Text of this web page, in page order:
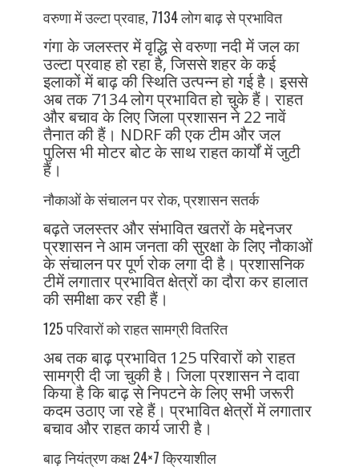
वरुणा में उल्टा प्रवाह, 7134 लोग बाढ़ से प्रभावित
गंगा के जलस्तर में वृद्धि से वरुणा नदी में जल का
उल्टा प्रवाह हो रहा है, जिससे शहर के कई
इलाकों में बाढ़ की स्थिति उत्पन्न हो गई है। इससे
अब तक 7134 लोग प्रभावित हो चुके हैं। राहत
और बचाव के लिए जिला प्रशासन ने 22 नावें
तैनात की हैं। NDRF की एक टीम और जल
पुलिस भी मोटर बोट के साथ राहत कार्यों में जुटी
हैं।
नौकाओं के संचालन पर रोक, प्रशासन सतर्क
बढ़ते जलस्तर और संभावित खतरों के मद्देनजर
प्रशासन ने आम जनता की सुरक्षा के लिए नौकाओं
के संचालन पर पूर्ण रोक लगा दी है। प्रशासनिक
टीमें लगातार प्रभावित क्षेत्रों का दौरा कर हालात
की समीक्षा कर रही हैं।
125 परिवारों को राहत सामग्री वितरित
अब तक बाढ़ प्रभावित 125 परिवारों को राहत
सामग्री दी जा चुकी है। जिला प्रशासन ने दावा
किया है कि बाढ़ से निपटने के लिए सभी जरूरी
कदम उठाए जा रहे हैं। प्रभावित क्षेत्रों में लगातार
बचाव और राहत कार्य जारी है।
बाढ़ नियंत्रण कक्ष 24×7 क्रियाशील